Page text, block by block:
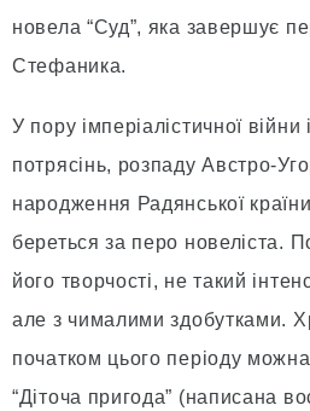
новела “Суд”, яка завершує
Стефаника.
У пору імперіалістичної війни
потрясінь, розпаду Австро-
народження Радянської
береться за перо новеліста.
його творчості, не такий
але з чималими здобутками.
початком цього періоду
“Діточа пригода” (написана